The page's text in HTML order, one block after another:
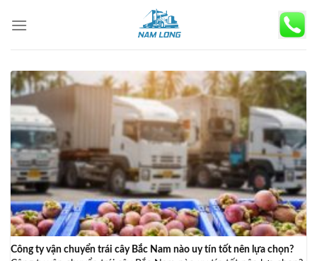
Công ty vận chuyển trái cây Bắc Nam nào uy tín tốt nên lựa chọn?